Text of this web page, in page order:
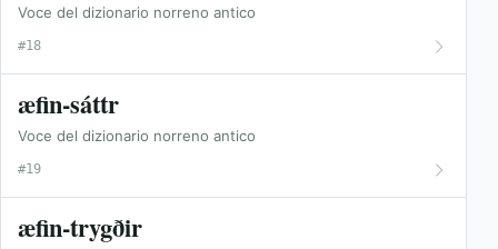
Voce del dizionario norreno antico
#18
æfin-sáttr
Voce del dizionario norreno antico
#19
æfin-trygðir